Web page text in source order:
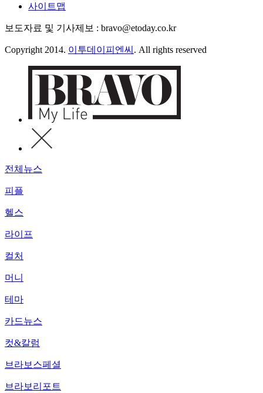
사이트맵
보도자료 및 기사제보 : bravo@etoday.co.kr
Copyright 2014. 이투데이피엔씨 . All rights reserved
전체뉴스
피플
헬스
라이프
컬처
머니
테마
카드뉴스
컷&칼럼
브라보스페셜
브라보리포트